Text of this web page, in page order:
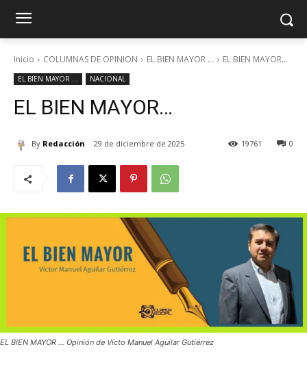
Inicio COLUMNAS DE OPINION EL BIEN MAYOR ... EL BIEN MAYOR...
EL BIEN MAYOR ... NACIONAL
EL BIEN MAYOR…
By Redacción 29 de diciembre de 2025 0
19761
EL BIEN MAYOR ... Opinión de Vícto Manuel Aguilar Gutiérrez